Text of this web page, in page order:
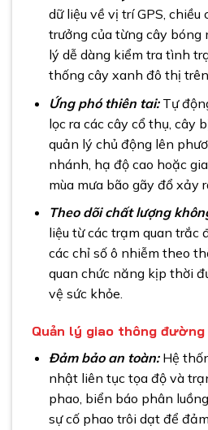
dữ liệu về vị trí GPS,
trưởng của từng cây bóng
lý dễ dàng kiểm tra tình
thống cây xanh đô thị
Ứng phó thiên tai:Tự
lọc ra các cây cổ thụ, cây
quản lý chủ động lên
nhánh, hạ độ cao hoặc
mùa mưa bão gãy đổ xảy
Theo dõi chất lượng
liệu từ các trạm quan trắc
các chỉ số ô nhiễm theo
quan chức năng kịp thời
vệ sức khỏe.
Quản lý giao thông
Đảm bảo an toàn: Hệ
nhật liên tục tọa độ và
phao, biển báo phân
sự cố phao trôi dạt để